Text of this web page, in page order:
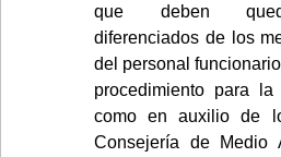
que deben
diferenciados de los
del personal
procedimiento para
como en auxilio de
Consejería de Medio